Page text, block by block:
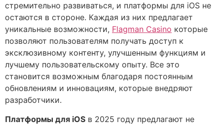
стремительно развиваться, и платформы для iOS не
остаются в стороне. Каждая из них предлагает
уникальные возможности, Flagman Casino которые
позволяют пользователям получать доступ к
эксклюзивному контенту, улучшенным функциям и
лучшему пользовательскому опыту. Все это
становится возможным благодаря постоянным
обновлениям и инновациям, которые внедряют
разработчики.
Платформы для iOS в 2025 году предлагают не